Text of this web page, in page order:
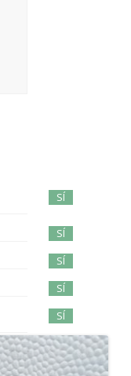
SÍ
SÍ
SÍ
SÍ
SÍ